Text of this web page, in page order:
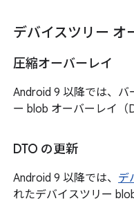
デバイスツリー オ
圧縮オーバーレイ
Android 9 以降では、バ
ー blob オーバーレイ（
DTO の更新
Android 9 以降では、 デ
れたデバイスツリー